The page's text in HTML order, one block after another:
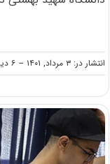
انتشار در: ۳ مرداد, ۱۴۰۱ -- ۶ دیدگاه